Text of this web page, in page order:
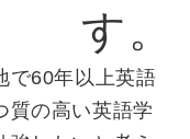
す。
で60年以上英語
質の高い英語学